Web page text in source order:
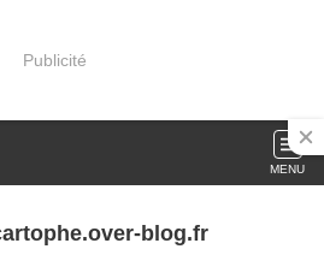
Publicité
MENU
blog.fr